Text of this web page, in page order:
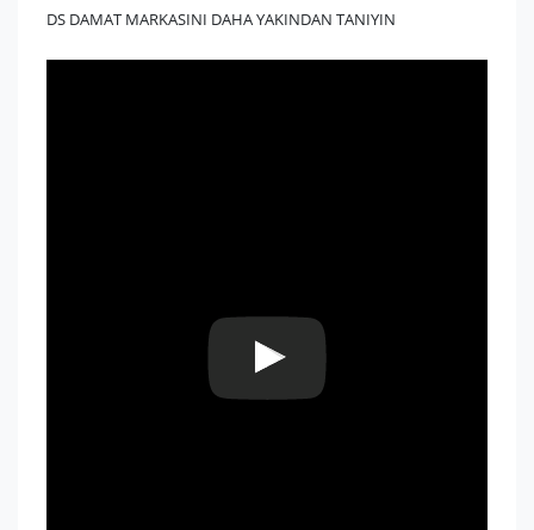
DS DAMAT MARKASINI DAHA YAKINDAN TANIYIN